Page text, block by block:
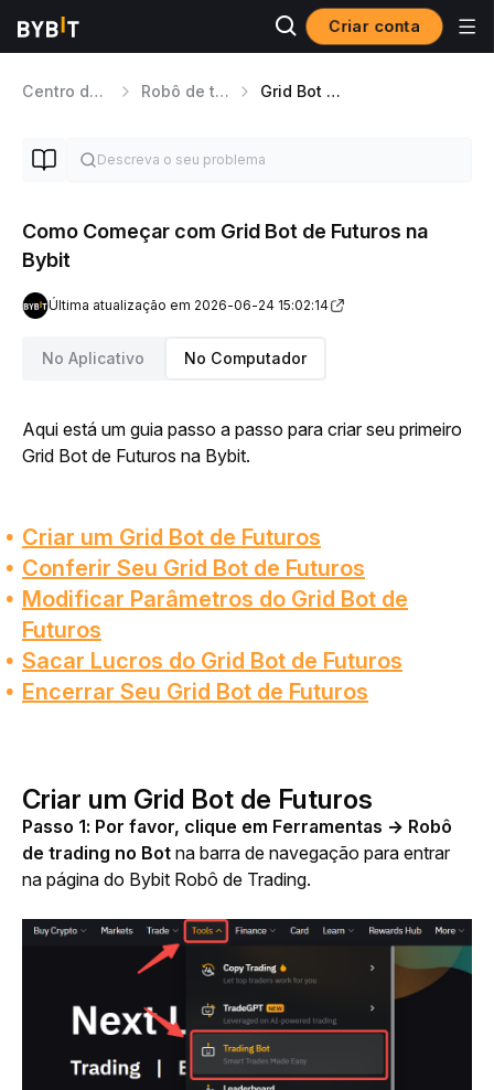
Criar conta
Centro de ajuda Robô de trading Grid Bot de Futuros
Como Começar com Grid Bot de Futuros na
Bybit
Última atualização em 2026-06-24 15:02:14
No Aplicativo No Computador
Aqui está um guia passo a passo para criar seu primeiro
Grid Bot de Futuros na Bybit.
Criar um Grid Bot de Futuros
Conferir Seu Grid Bot de Futuros
Modificar Parâmetros do Grid Bot de
Futuros
Sacar Lucros do Grid Bot de Futuros
Encerrar Seu Grid Bot de Futuros
Criar um Grid Bot de Futuros
Passo 1: Por favor, clique em Ferramentas → Robô
de trading no Bot na barra de navegação para entrar
na página do Bybit Robô de Trading.